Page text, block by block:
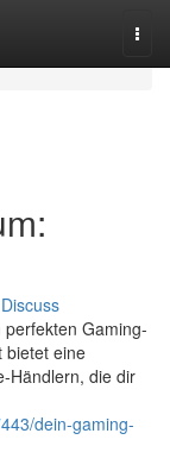
Discuss
Gaming-
bietet eine
Händlern, die dir
dein-gaming-